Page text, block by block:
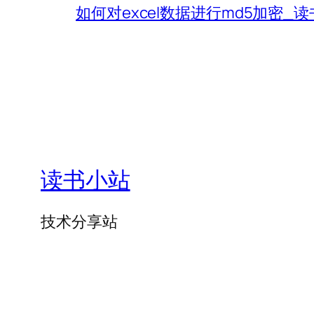
如何对excel数据进行md5加密_读
读书小站
技术分享站